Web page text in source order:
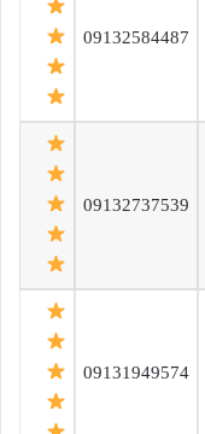
09132584487
09132737539
09131949574